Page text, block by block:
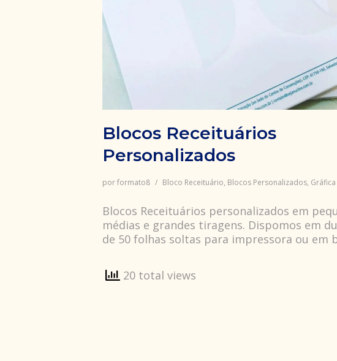
Blocos Receituários
Personalizados
porformato8 Bloco Receituário, Blocos Personalizados, Gráfica
Blocos Receituários personalizados em
médias e grandes tiragens. Dispomos em
de 50 folhas soltas para impressora ou em
20 total views